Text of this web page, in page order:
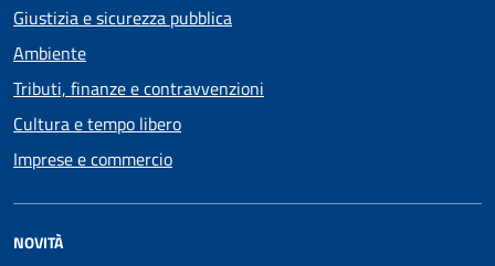
Giustizia e sicurezza pubblica
Ambiente
Tributi, finanze e contravvenzioni
Cultura e tempo libero
Imprese e commercio
NOVITÀ